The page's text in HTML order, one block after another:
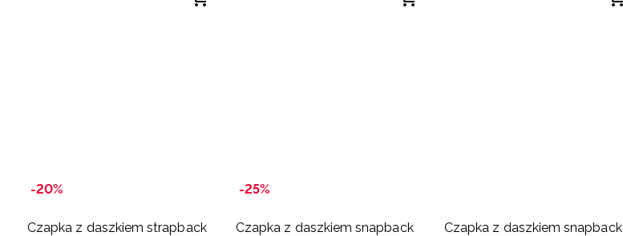
-20%
Czapka z daszkiem strapback
-25%
Czapka z daszkiem snapback
Czapka z daszkiem snapback